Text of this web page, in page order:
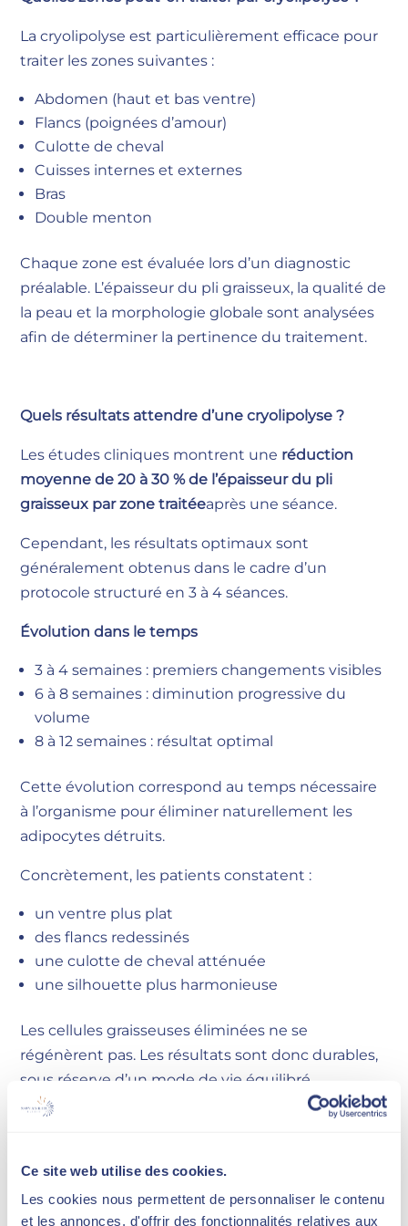
Ce site web utilise des cookies.
Les cookies nous permettent de personnaliser le contenu
et les annonces, d'offrir des fonctionnalités relatives aux
La cryolipolyse est particulièrement efficace pour
traiter les zones suivantes :
Abdomen (haut et bas ventre)
Flancs (poignées d’amour)
Culotte de cheval
Cuisses internes et externes
Bras
Double menton
Chaque zone est évaluée lors d’un diagnostic
préalable. L’épaisseur du pli graisseux, la qualité de
la peau et la morphologie globale sont analysées
afin de déterminer la pertinence du traitement.
Quels résultats attendre d’une cryolipolyse ?
Les études cliniques montrent une réduction
moyenne de 20 à 30 % de l’épaisseur du pli
graisseux par zone traitéeaprès une séance.
Cependant, les résultats optimaux sont
généralement obtenus dans le cadre d’un
protocole structuré en 3 à 4 séances.
Évolution dans le temps
3 à 4 semaines : premiers changements visibles
6 à 8 semaines : diminution progressive du
volume
8 à 12 semaines : résultat optimal
Cette évolution correspond au temps nécessaire
à l’organisme pour éliminer naturellement les
adipocytes détruits.
Concrètement, les patients constatent :
un ventre plus plat
des flancs redessinés
une culotte de cheval atténuée
une silhouette plus harmonieuse
Les cellules graisseuses éliminées ne se
régénèrent pas. Les résultats sont donc durables,
sous réserve d’un mode de vie équilibré.
La réponse dépend de plusieurs facteurs :